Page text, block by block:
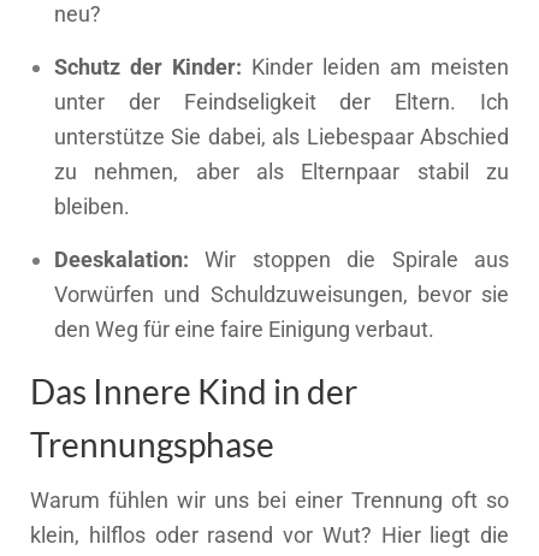
neu?
Schutz der Kinder: Kinder leiden am meisten
unter der Feindseligkeit der Eltern. Ich
unterstütze Sie dabei, als Liebespaar Abschied
zu nehmen, aber als Elternpaar stabil zu
bleiben.
Deeskalation: Wir stoppen die Spirale aus
Vorwürfen und Schuldzuweisungen, bevor sie
den Weg für eine faire Einigung verbaut.
Das Innere Kind in der
Trennungsphase
Warum fühlen wir uns bei einer Trennung oft so
klein, hilflos oder rasend vor Wut? Hier liegt die